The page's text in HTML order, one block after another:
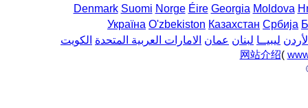
Denmark Suomi Norge Éire Georgia Moldova
Україна O'zbekiston Казахстан Србија
ليبيــا لبنان عمان الامارات العربية المتحدة الكويت
网站介绍(